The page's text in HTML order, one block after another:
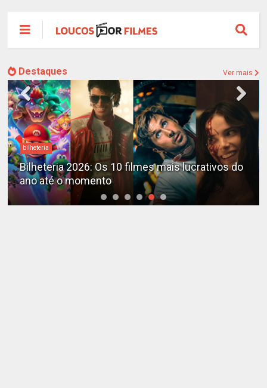
Destaques Ver mais
Destaques
X-Men no MCU: Marvel já planeja novos filmes
além do reboot